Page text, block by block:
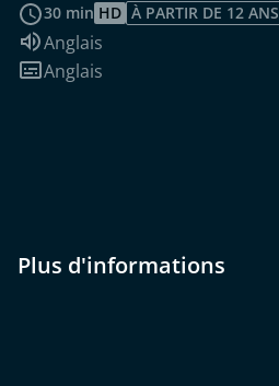
30 min HD À PARTIR DE 12 ANS
Audio :
Anglais
Sous-titres :
Anglais
Plus d'informations